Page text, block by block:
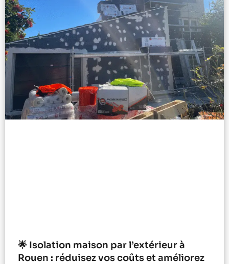
🌟 Isolation maison par l’extérieur à
Rouen : réduisez vos coûts et améliorez